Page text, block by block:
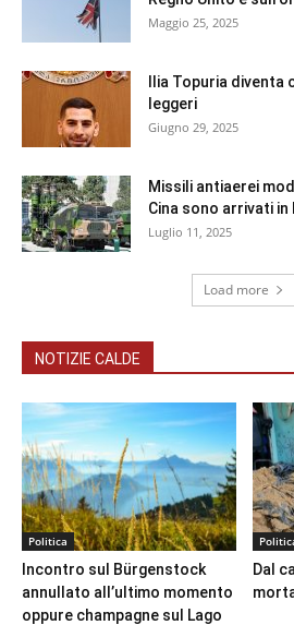
Maggio 25, 2025
Ilia Topuria diventa
leggeri
Giugno 29, 2025
Missili antiaerei
Cina sono arrivati in
Luglio 11, 2025
Load more
NOTIZIE CALDE
Politica
Incontro sul Bürgenstock
annullato all’ultimo momento
oppure champagne sul Lago
Dal